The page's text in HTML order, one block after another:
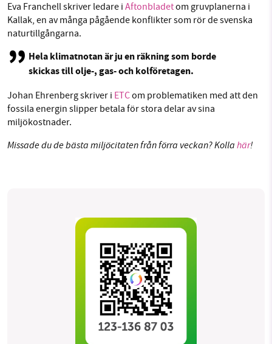
Eva Franchell skriver ledare i Aftonbladetom gruvplanerna i
Kallak, en av många pågående konflikter som rör de svenska
naturtillgångarna.
Hela klimatnotan är ju en räkning som borde
skickas till olje-, gas- och kolföretagen.
Johan Ehrenberg skriver i ETCom problematiken med att den
fossila energin slipper betala för stora delar av sina
miljökostnader.
Missade du de bästa miljöcitaten från förra veckan? Kollahär!